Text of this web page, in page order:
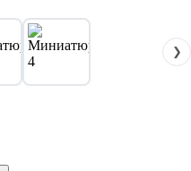
❯